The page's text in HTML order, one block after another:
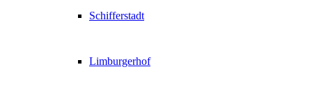
Schifferstadt
Limburgerhof